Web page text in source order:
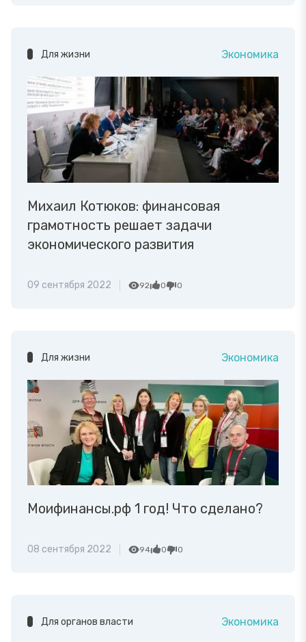
Для жизни Экономика
Михаил Котюков: финансовая
грамотность решает задачи
экономического развития
09 сентября 2022 92 0 0
Для жизни Экономика
Моифинансы.рф 1 год! Что сделано?
08 сентября 2022 94 0 0
Для органов власти Экономика